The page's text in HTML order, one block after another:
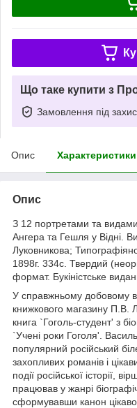
Що таке купити з
Замовлення під
Опис Характеристики
Опис
З 12 портретами та
Ангера та Гешля у Відні.
Луковникова;
1898г. 334с. Твердий
формат. Букіністське
У справжньому добовому
книжкового магазину П.В.
книга `Гоголь-студент' з
`Учені роки Гоголя'.
популярний російський
захопливих романів і
події російської історії,
працював у жанрі
сформувавши канон